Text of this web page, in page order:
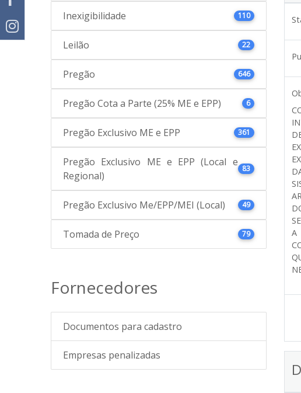
Inexigibilidade 110
Leilão 22
Pregão 646
Pregão Cota a Parte (25% ME e EPP) 6
Pregão Exclusivo ME e EPP 361
Pregão Exclusivo ME e EPP (Local e
Regional)
83
Pregão Exclusivo Me/EPP/MEI (Local) 49
Tomada de Preço 79
Fornecedores
Documentos para cadastro
Empresas penalizadas
A